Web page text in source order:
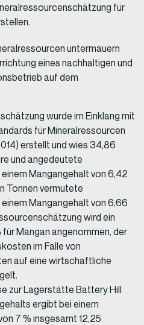
für
untermauern
eines nachhaltigen und
auf dem
wurde im Einklang mit
für Mineralressourcen
erstellt und wies 34,86
und angedeutete
Mangangehalt von 6,42
Tonnen vermutete
Mangangehalt von 6,66
wird ein
Mangan angenommen, der
im Falle von
auf eine wirtschaftliche
zur Lagerstätte Battery Hill
ergibt bei einem
7 % insgesamt 12,25